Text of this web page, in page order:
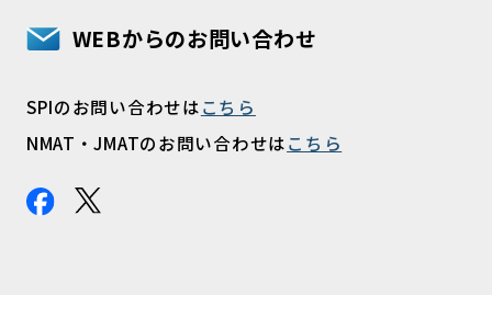
WEBからのお問い合わせ
SPIのお問い合わせはこちら
NMAT・JMATのお問い合わせはこちら